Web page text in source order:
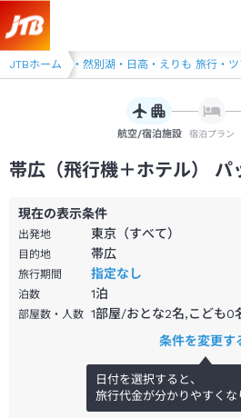
JTBホーム
帯広・十勝・然別湖・日高・えりも 旅行・ツ
航空/宿泊施設 宿泊プラン
帯広（飛行機＋ホテル） パ
現在の表示条件
出発地 東京（すべて）
目的地 帯広
旅行期間 指定なし
泊数 1泊
部屋数・人数 1部屋/おとな2名,こども0
条件を変更す
日付を選択すると、
旅行代金が分かりやすくな